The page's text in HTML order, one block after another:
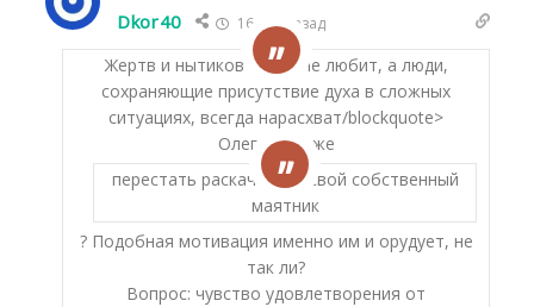
Dkor40 16 лет назад
Жертв и нытиков никто не любит, а люди,
сохраняющие присутствие духа в сложных
ситуациях, всегда нарасхват/blockquote>
Олег, а как же
перестать раскачивать свой собственный
маятник
? Подобная мотивация именно им и орудует, не
так ли?
Вопрос: чувство удовлетворения от